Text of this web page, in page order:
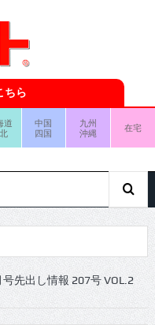
ちら
道
中国
四国
九州
沖縄
在宅
号先出し情報 207号 VOL.2